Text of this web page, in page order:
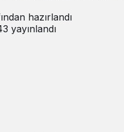
hazırlandı
yayınlandı